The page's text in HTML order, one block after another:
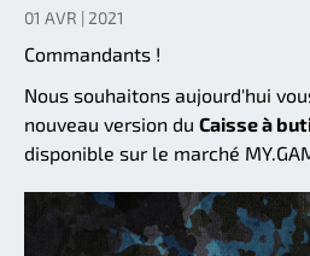
01 AVR | 2021
Commandants !
Nous souhaitons aujourd'hui
nouveau version du Caisse à
disponible sur le marché